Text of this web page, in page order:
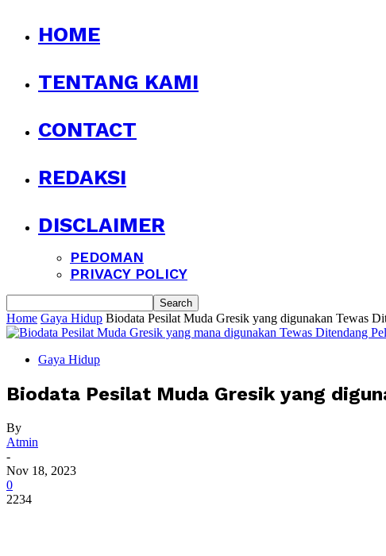
HOME
TENTANG KAMI
CONTACT
REDAKSI
DISCLAIMER
PEDOMAN
PRIVACY POLICY
Home Gaya Hidup Biodata Pesilat Muda Gresik yang digunakan Tewas
Gaya Hidup
Biodata Pesilat Muda Gresik yang
By
Atmin
-
Nov 18, 2023
0
2234